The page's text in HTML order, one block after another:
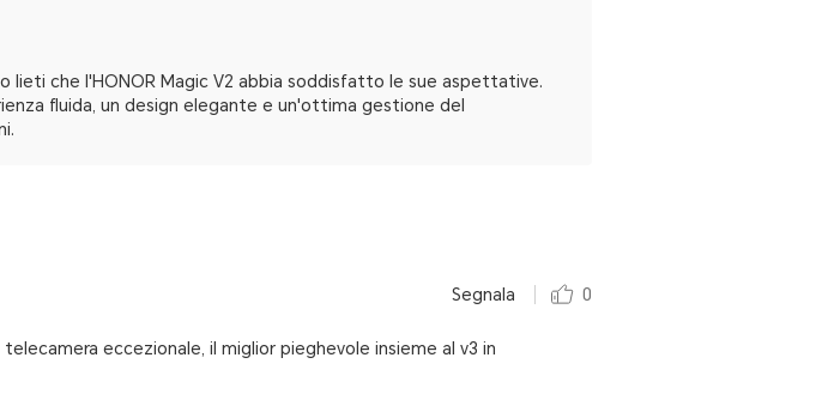
lieti che l'HONOR Magic V2 abbia soddisfatto le sue aspettative.
fluida, un design elegante e un'ottima gestione del
Segnala 0
eccezionale, il miglior pieghevole insieme al v3 in